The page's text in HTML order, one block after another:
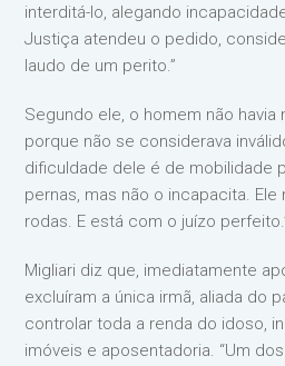
interditá-lo, alegando
Justiça atendeu o pedido,
laudo de um perito.”
Segundo ele, o homem não havia
porque não se considerava
dificuldade dele é de mobilidade
pernas, mas não o incapacita.
rodas. E está com o juízo
Migliari diz que, imediatamente
excluíram a única irmã, aliada do
controlar toda a renda do idoso,
imóveis e aposentadoria. “Um